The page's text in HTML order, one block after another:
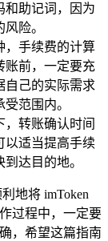
和助记词，因为
险。
，手续费的计算
账前，一定要充
自己的实际需求
范围内。
，转账确认时间
以适当提高手续
达目的地。
地将 imToken
过程中，一定要
，希望这篇指南